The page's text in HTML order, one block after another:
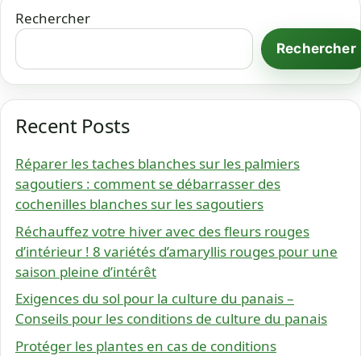
Rechercher
Rechercher
Recent Posts
Réparer les taches blanches sur les palmiers
sagoutiers : comment se débarrasser des
cochenilles blanches sur les sagoutiers
Réchauffez votre hiver avec des fleurs rouges
d’intérieur ! 8 variétés d’amaryllis rouges pour une
saison pleine d’intérêt
Exigences du sol pour la culture du panais –
Conseils pour les conditions de culture du panais
Protéger les plantes en cas de conditions